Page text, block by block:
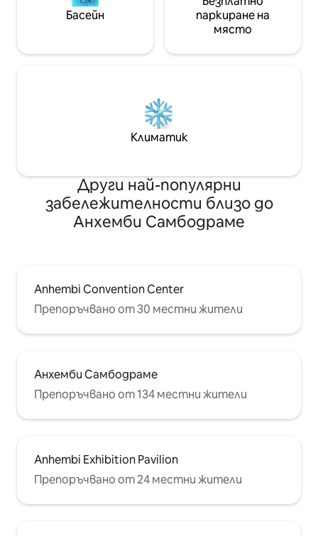
Басейн
паркиране на
място
Климатик
Други най-популярни
забележителности близо до
Анхемби Самбодраме
Anhembi Convention Center
Препоръчвано от 30 местни жители
Анхемби Самбодраме
Препоръчвано от 134 местни жители
Anhembi Exhibition Pavilion
Препоръчвано от 24 местни жители